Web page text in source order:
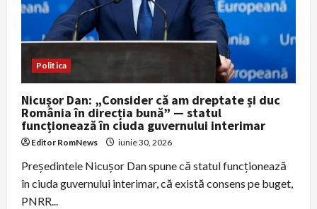
persoane
și
exploatare
Politica
Nicușor Dan: „Consider că am dreptate și duc
România în direcția bună” — statul
funcționează în ciuda guvernului interimar
Editor RomNews iunie 30, 2026
Președintele Nicușor Dan spune că statul funcționează
în ciuda guvernului interimar, că există consens pe buget,
PNRR...